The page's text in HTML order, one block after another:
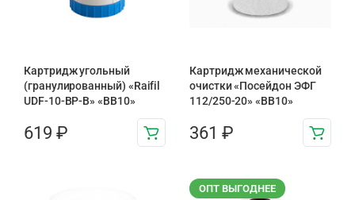
Картридж угольный
(гранулированный) «Raifil
UDF-10-BP-B» «BB10»
619 ₽
Картридж механической
очистки «Посейдон ЭФГ
112/250-20» «ВВ10»
361 ₽
ОПТ ВЫГОДНЕЕ